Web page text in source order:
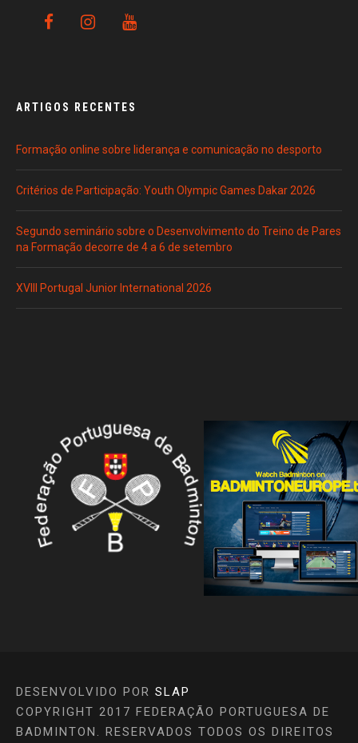
ARTIGOS RECENTES
Formação online sobre liderança e comunicação no desporto
Critérios de Participação: Youth Olympic Games Dakar 2026
Segundo seminário sobre o Desenvolvimento do Treino de Pares
na Formação decorre de 4 a 6 de setembro
XVIII Portugal Junior International 2026
DESENVOLVIDO POR SLAP
COPYRIGHT 2017 FEDERAÇÃO PORTUGUESA DE
BADMINTON. RESERVADOS TODOS OS DIREITOS